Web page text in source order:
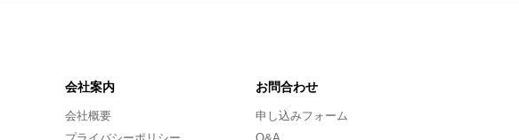
会社案内
会社概要
お問合わせ
申し込みフォーム